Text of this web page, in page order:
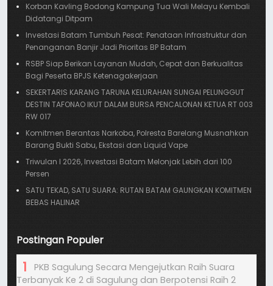
Korban Kavling Bodong Kampung Tua Wali Melayu Kembali
Didatangi Ditpam
Investasi Batam Tumbuh Pesat: Penataan Infrastruktur dan
Penanganan Banjir Jadi Prioritas BP Batam
RSBP Siap Berikan Layanan Mudah, Cepat dan Berkualitas
Bagi Peserta BPJS Ketenagakerjaan
SEKERTARIS KARANG TARUNA KELURAHAN SUNGAI PELUNGGUT
DESTIN TAFONAO IKUT DALAM BURSA PENCALONAN KETUA RT 003
RW 017
Komitmen Berantas Narkoba, Polresta Barelang Musnahkan
Barang Bukti Sabu, Ekstasi dan Liquid Vape
Triwulan I 2026, Investasi Batam Melonjak Lebih dari 100
Persen
SATU TEKAD, SATU SUARA: RUTAN BATAM GAUNGKAN KOMITMEN
BEBAS HALINAR
Postingan Populer
PKB Sagulung Secara Mengejutkan Raih Suara
Terbanyak Ke 2 di Sagulung dan Berpotensi Raih 2